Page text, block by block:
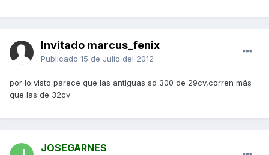
Invitado marcus_fenix
Publicado 15 de Julio del 2012
por lo visto parece que las antiguas sd 300 de 29cv,corren más
que las de 32cv
JOSEGARNES